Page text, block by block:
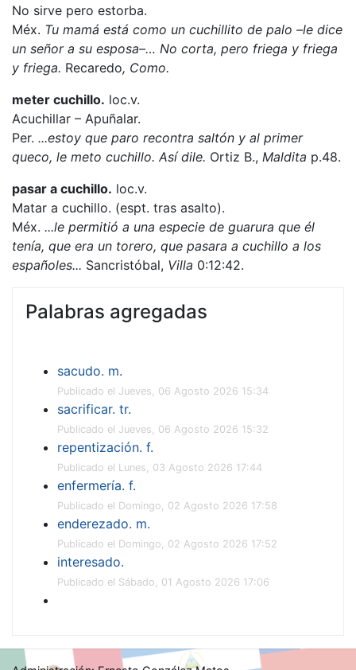
No sirve pero estorba.
Méx. Tu mamá está como un cuchillito de palo –le dice
un señor a su esposa–… No corta, pero friega y friega
y friega. Recaredo, Como.
meter cuchillo. loc.v.
Acuchillar – Apuñalar.
Per. ...estoy que paro recontra saltón y al primer
queco, le meto cuchillo. Así dile. Ortiz B., Maldita p.48.
pasar a cuchillo. loc.v.
Matar a cuchillo. (espt. tras asalto).
Méx. ...le permitió a una especie de guarura que él
tenía, que era un torero, que pasara a cuchillo a los
españoles... Sancristóbal, Villa 0:12:42.
Palabras agregadas
sacudo. m.
Publicado el Jueves, 06 Agosto 2026 15:34
sacrificar. tr.
Publicado el Jueves, 06 Agosto 2026 15:32
repentización. f.
Publicado el Lunes, 03 Agosto 2026 17:44
enfermería. f.
Publicado el Domingo, 02 Agosto 2026 17:58
enderezado. m.
Publicado el Domingo, 02 Agosto 2026 17:52
interesado.
Publicado el Sábado, 01 Agosto 2026 17:06